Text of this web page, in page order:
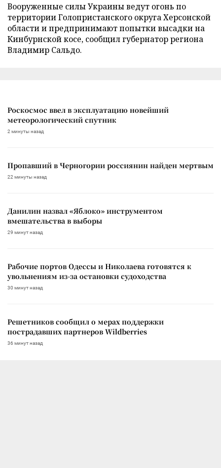
Вооруженные силы Украины ведут огонь по
территории Голопристанского округа Херсонской
области и предпринимают попытки высадки на
Кинбурнской косе, сообщил губернатор региона
Владимир Сальдо.
Роскосмос ввел в эксплуатацию новейший
метеорологический спутник
2 минуты назад
Пропавший в Черногории россиянин найден мертвым
22 минуты назад
Данилин назвал «Яблоко» инструментом
вмешательства в выборы
29 минут назад
Рабочие портов Одессы и Николаева готовятся к
увольнениям из-за остановки судоходства
30 минут назад
Решетников сообщил о мерах поддержки
пострадавших партнеров Wildberries
36 минут назад